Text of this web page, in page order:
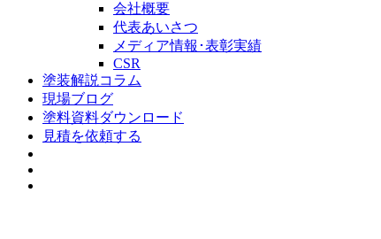
会社概要
代表あいさつ
メディア情報･表彰実績
CSR
塗装解説コラム
現場ブログ
塗料資料ダウンロード
見積を依頼する